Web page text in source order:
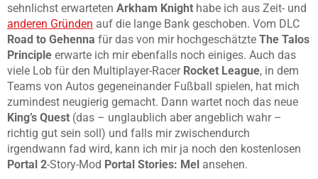
sehnlichst erwarteten Arkham Knight habe ich aus Zeit- und
anderen Gründen auf die lange Bank geschoben. Vom DLC
Road to Gehenna für das von mir hochgeschätzte The Talos
Principle erwarte ich mir ebenfalls noch einiges. Auch das
viele Lob für den Multiplayer-Racer Rocket League, in dem
Teams von Autos gegeneinander Fußball spielen, hat mich
zumindest neugierig gemacht. Dann wartet noch das neue
King’s Quest (das – unglaublich aber angeblich wahr –
richtig gut sein soll) und falls mir zwischendurch
irgendwann fad wird, kann ich mir ja noch den kostenlosen
Portal 2-Story-Mod Portal Stories: Mel ansehen.